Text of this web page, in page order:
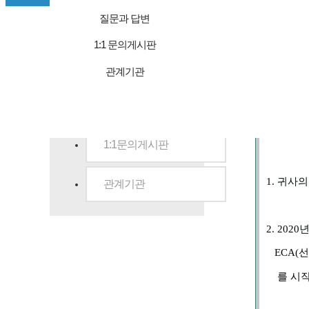
질문과 답변
1:1 문의게시판
관계기관
공지사항
1:1문의게시판
관계기관 1. 귀사
2. 2020
ECA(
를 시